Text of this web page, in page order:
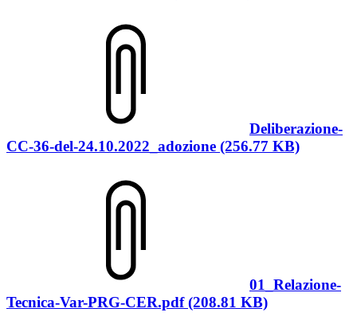
Deliberazione-
CC-36-del-24.10.2022_adozione (256.77 KB)
01_Relazione-
Tecnica-Var-PRG-CER.pdf (208.81 KB)